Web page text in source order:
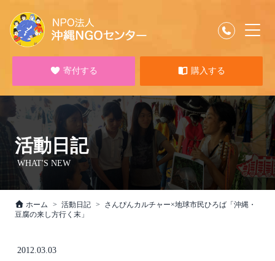
寄付する 購入する
活動日記
WHAT'S NEW
ホーム 活動日記
さんぴんカルチャー×地球市民ひろば「沖縄・
豆腐の来し方行く末」
2012.03.03